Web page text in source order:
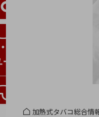
加熱式タバコ総合情